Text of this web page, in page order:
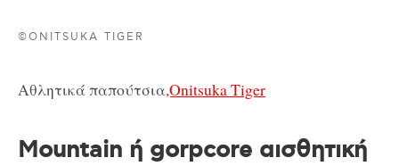
©ONITSUKA TIGER
Αθλητικά παπούτσια,Onitsuka Tiger
Mountain ή gorpcore αισθητική